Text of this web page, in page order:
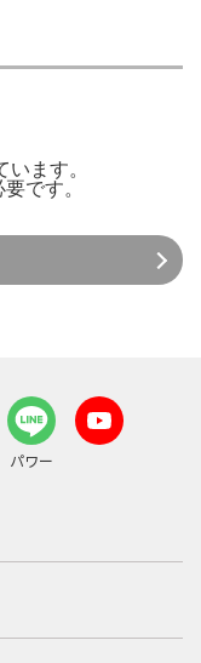
ます。
です。
パワー